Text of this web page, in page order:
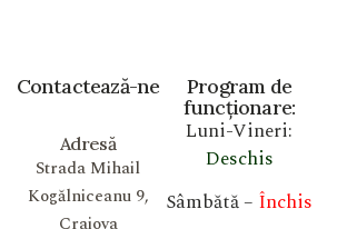
Program de
funcționare:
Luni-Vineri:
Deschis
Sâmbătă – Închis
Contactează-ne
Adresă
Strada Mihail
Kogălniceanu 9,
Craiova